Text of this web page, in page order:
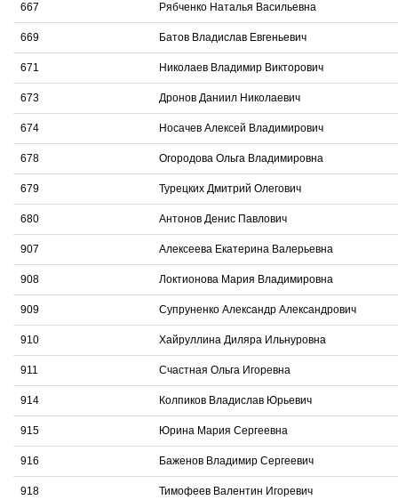
667 Рябченко Наталья Васильевна
669 Батов Владислав Евгеньевич
671 Николаев Владимир Викторович
673 Дронов Даниил Николаевич
674 Носачев Алексей Владимирович
678 Огородова Ольга Владимировна
679 Турецких Дмитрий Олегович
680 Антонов Денис Павлович
907 Алексеева Екатерина Валерьевна
908 Локтионова Мария Владимировна
909 Супруненко Александр Александрович
910 Хайруллина Диляра Ильнуровна
911 Счастная Ольга Игоревна
914 Колпиков Владислав Юрьевич
915 Юрина Мария Сергеевна
916 Баженов Владимир Сергеевич
918 Тимофеев Валентин Игоревич